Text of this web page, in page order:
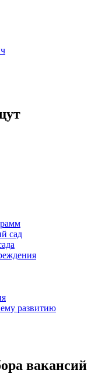
сад
развитию
вакансий